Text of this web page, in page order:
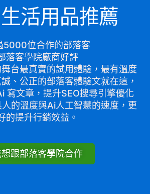
活用品推薦
5000位合作的部落客
落客學院廠商好評
台最真實的試用體驗，最有溫度
、公正的部落客體驗文就在這，
寫文章，提升SEO搜尋引擎優化
的溫度與Ai人工智慧的速度，更
的提升行銷效益。
想跟部落客學院合作